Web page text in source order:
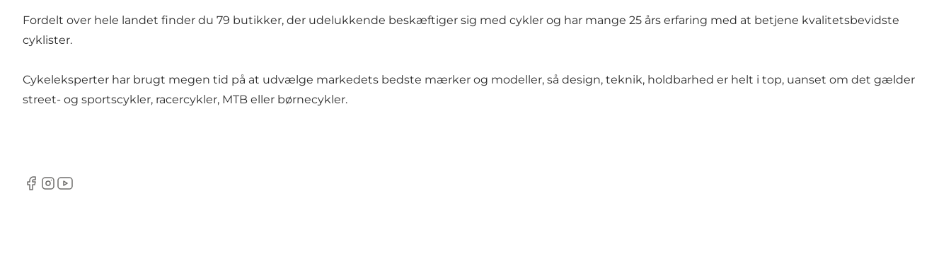
Fordelt over hele landet finder du 79 butikker, der udelukkende beskæftiger sig med cykler og har mange 25 års erfaring med at betjene kvalitetsbevidste
cyklister.
Cykeleksperter har brugt megen tid på at udvælge markedets bedste mærker og modeller, så design, teknik, holdbarhed er helt i top, uanset om det gælder
street- og sportscykler, racercykler, MTB eller børnecykler.
Facebook
Instagram
YouTube